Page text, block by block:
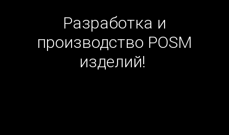
Разработка и
производство POSM
изделий!